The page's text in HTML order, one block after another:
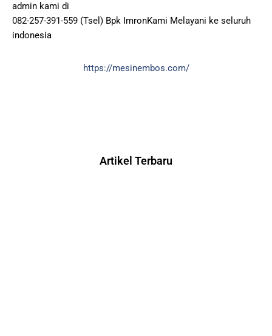
admin kami di
082-257-391-559 (Tsel) Bpk ImronKami Melayani ke seluruh
indonesia
https://mesinembos.com/
Artikel Terbaru